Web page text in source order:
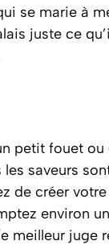
se marie à
juste ce
petit fouet ou
saveurs
de créer
environ
meilleur juge